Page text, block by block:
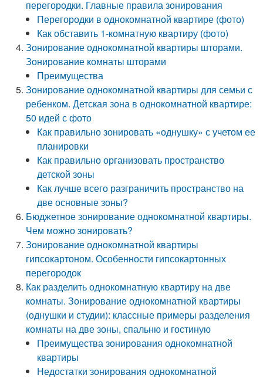
перегородки. Главные правила зонирования
Перегородки в однокомнатной квартире (фото)
Как обставить 1-комнатную квартиру (фото)
Зонирование однокомнатной квартиры шторами.
Зонирование комнаты шторами
Преимущества
Зонирование однокомнатной квартиры для семьи с
ребенком. Детская зона в однокомнатной квартире:
50 идей с фото
Как правильно зонировать «однушку» с учетом ее
планировки
Как правильно организовать пространство
детской зоны
Как лучше всего разграничить пространство на
две основные зоны?
Бюджетное зонирование однокомнатной квартиры.
Чем можно зонировать?
Зонирование однокомнатной квартиры
гипсокартоном. Особенности гипсокартонных
перегородок
Как разделить однокомнатную квартиру на две
комнаты. Зонирование однокомнатной квартиры
(однушки и студии): классные примеры разделения
комнаты на две зоны, спальню и гостиную
Преимущества зонирования однокомнатной
квартиры
Недостатки зонирования однокомнатной